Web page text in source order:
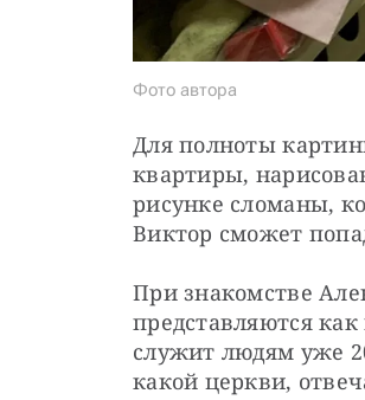
Фото автора
Для полноты
квартиры,
рисунке сломаны,
Виктор сможет
При знакомстве
представляются
служит людям уже
какой церкви,